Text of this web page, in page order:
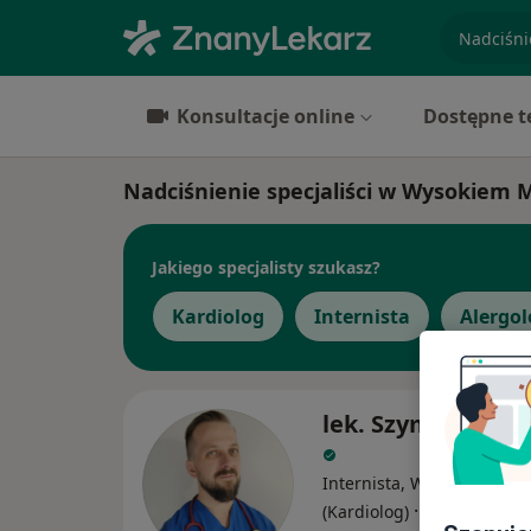
Konsultacje online Dostępne
Nadciśnienie specjaliści w Wysokiem
Jakiego specjalisty szukasz?
Kardiolog Internista
lek. Szymon
Internista, W trakcie
(Kardiolog) ·